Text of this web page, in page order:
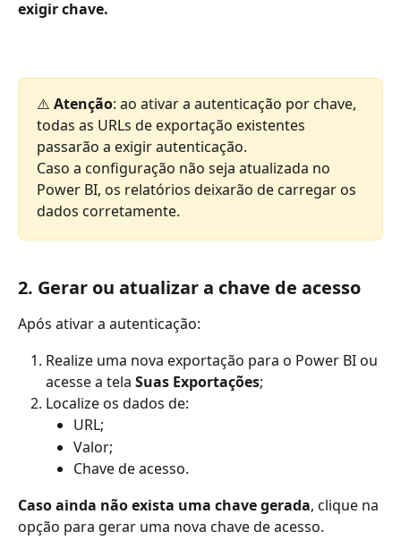
exigir chave.
⚠️ Atenção: ao ativar a autenticação por chave,
todas as URLs de exportação existentes
passarão a exigir autenticação.
Caso a configuração não seja atualizada no
Power BI, os relatórios deixarão de carregar os
dados corretamente.
2. Gerar ou atualizar a chave de acesso
Após ativar a autenticação:
Realize uma nova exportação para o Power BI ou
acesse a tela Suas Exportações;
Localize os dados de:
URL;
Valor;
Chave de acesso.
Caso ainda não exista uma chave gerada, clique na
opção para gerar uma nova chave de acesso.